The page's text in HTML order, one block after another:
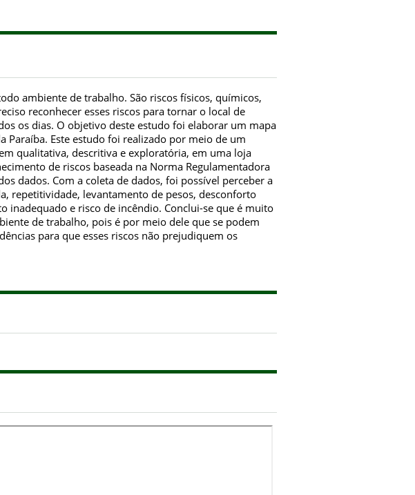
ambiente de trabalho. São riscos físicos, químicos,
reconhecer esses riscos para tornar o local de
os dias. O objetivo deste estudo foi elaborar um mapa
Paraíba. Este estudo foi realizado por meio de um
qualitativa, descritiva e exploratória, em uma loja
de riscos baseada na Norma Regulamentadora
dados. Com a coleta de dados, foi possível perceber a
repetitividade, levantamento de pesos, desconforto
inadequado e risco de incêndio. Conclui-se que é muito
de trabalho, pois é por meio dele que se podem
para que esses riscos não prejudiquem os